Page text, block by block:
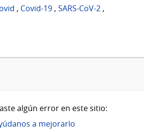
, Covid-19 , SARS-CoV-2 ,
algún error en este sitio:
a mejorarlo